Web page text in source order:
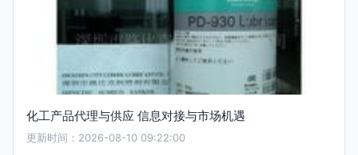
化工产品代理与供应 信息对接与市场机遇
更新时间：2026-08-10 09:22:00